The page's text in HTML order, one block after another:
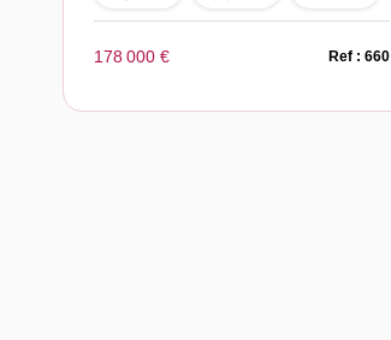
178 000 € Ref : 660